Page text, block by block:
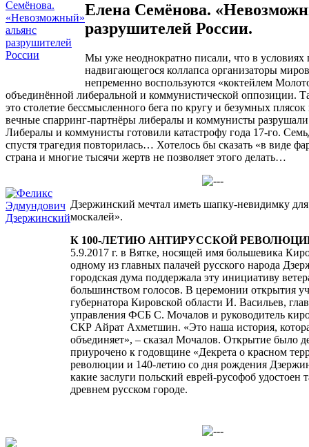
Елена Семёнова.
разрушителей России.
Мы уже неоднократно писали, что в условиях
надвигающегося коллапса организаторы
непременно воспользуются «коктейлем
объединённой либеральной и коммунистической оппозиции.
это столетие бессмысленного бега по кругу и безумных
вечные спарринг-партнёры либералы и коммунисты разрушали
Либералы и коммунисты готовили катастрофу года 17-го.
спустя трагедия повторилась… Хотелось бы сказать «в виде
страна и многие тысячи жертв не позволяет этого делать…
Дзержинский мечтал иметь шапку-невидимку
москалей».
К 100-ЛЕТИЮ АНТИРУССКОЙ
5.9.2017 г. в Вятке, носящей имя большевика
одному из главных палачей русского народа
городская дума поддержала эту инициативу
большинством голосов. В церемонии открытия
губернатора Кировской области И. Васильев,
управления ФСБ С. Мочалов и руководитель
СКР Айрат Ахметшин. «Это наша история,
объединяет», – сказал Мочалов. Открытие было
приурочено к годовщине «Декрета о красном
революции и 140-летию со дня рождения
какие заслуги польский еврей-русофоб удостоен
древнем русском городе.